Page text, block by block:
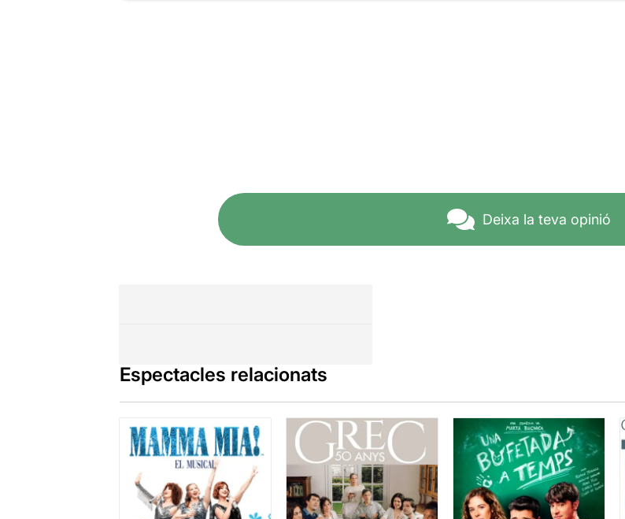
Deixa la teva opinió
Espectacles relacionats